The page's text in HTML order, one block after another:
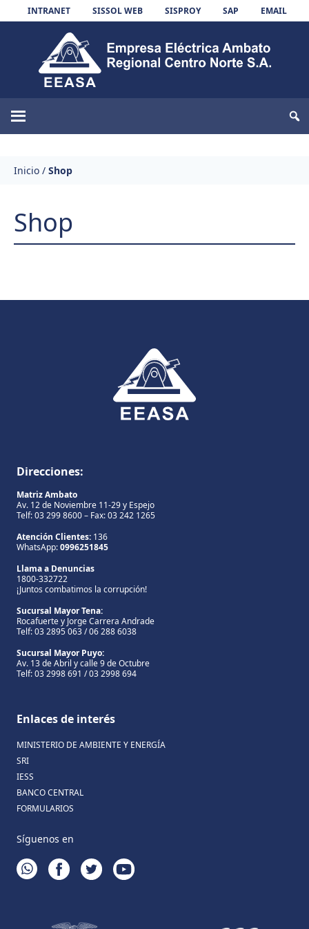
Skip to content
INTRANET SISSOL WEB SISPROY SAP EMAIL
EEASA
Inicio / Shop
Shop
Direcciones:
Matriz Ambato
Av. 12 de Noviembre 11-29 y Espejo
Telf: 03 299 8600 – Fax: 03 242 1265
Atención Clientes: 136
WhatsApp:0996251845
Llama a Denuncias
1800-332722
¡Juntos combatimos la corrupción!
Sucursal Mayor Tena:
Rocafuerte y Jorge Carrera Andrade
Telf: 03 2895 063 / 06 288 6038
Sucursal Mayor Puyo:
Av. 13 de Abril y calle 9 de Octubre
Telf: 03 2998 691 / 03 2998 694
Enlaces de interés
MINISTERIO DE AMBIENTE Y ENERGÍA
SRI
IESS
BANCO CENTRAL
FORMULARIOS
Síguenos en
WHATSAPPFACEBOOKTWITTERYOUTUBE